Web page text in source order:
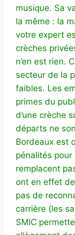
musique. Sa
la même : la
votre expert
crèches
n’en est rien.
secteur de la
faibles. Les
primes du
d’une crèche
départs ne
Bordeaux est
pénalités pour
remplacent
ont en effet
pas de
carrière (les
SMIC